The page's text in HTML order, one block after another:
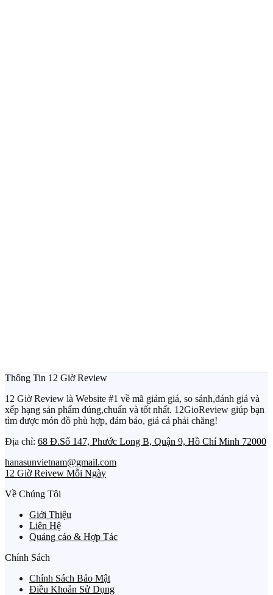
Thông Tin 12 Giờ Review
12 Giờ Review là Website #1 về mã giảm giá, so sánh,đánh giá và
xếp hạng sản phẩm đúng,chuẩn và tốt nhất. 12GioReview giúp bạn
tìm được món đồ phù hợp, đảm bảo, giá cả phải chăng!
Địa chỉ: 68 Đ.Số 147, Phước Long B, Quận 9, Hồ Chí Minh 72000
hanasunvietnam@gmail.com
12 Giờ Reivew Mỗi Ngày
Về Chúng Tôi
Giới Thiệu
Liên Hệ
Quảng cáo & Hợp Tác
Chính Sách
Chính Sách Bảo Mật
Điều Khoản Sử Dụng